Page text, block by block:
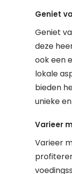
Geniet
Geniet
deze
ook een
lokale
bieden
unieke
Varieer
Varieer